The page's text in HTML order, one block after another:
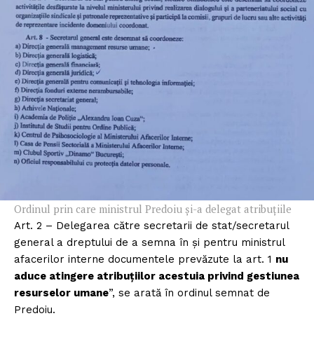
Ordinul prin care ministrul Predoiu și-a delegat atribuțiile
Art. 2 – Delegarea către secretarii de stat/secretarul
general a dreptului de a semna în şi pentru ministrul
afacerilor interne documentele prevăzute la art. 1 nu
aduce atingere atribuțiilor acestuia privind gestiunea
resurselor umane”, se arată în ordinul semnat de
Predoiu.